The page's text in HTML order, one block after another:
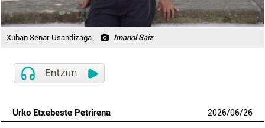
Xuban Senar Usandizaga. Imanol Saiz
Urko Etxebeste Petrirena 2026/06/26